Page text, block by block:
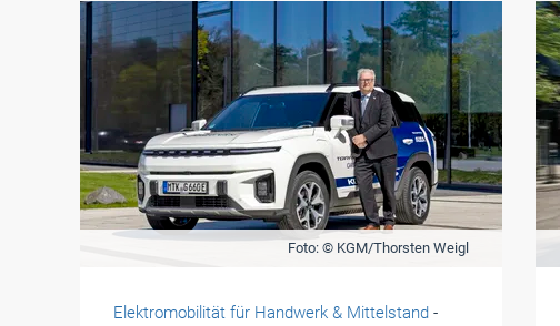
Foto: © KGM/Thorsten Weigl
Elektromobilität für Handwerk & Mittelstand -